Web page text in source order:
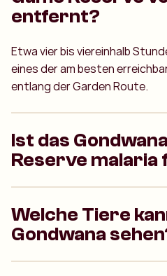
entfernt?
Etwa vier bis viereinhalb
eines der am besten
entlang der Garden Route.
Ist das
Reserve malaria
Welche Tiere
Gondwana